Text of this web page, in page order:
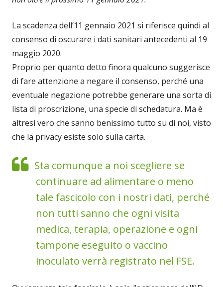
La scadenza dell’11 gennaio 2021 si riferisce quindi al
consenso di oscurare i dati sanitari antecedenti al 19
maggio 2020.
Proprio per quanto detto finora qualcuno suggerisce
di fare attenzione a negare il consenso, perché una
eventuale negazione potrebbe generare una sorta di
lista di proscrizione, una specie di schedatura. Ma è
altresì vero che sanno benissimo tutto su di noi, visto
che la privacy esiste solo sulla carta.
Sta comunque a noi scegliere se
continuare ad alimentare o meno
tale fascicolo con i nostri dati, perché
non tutti sanno che ogni visita
medica, terapia, operazione e ogni
tampone eseguito o vaccino
inoculato verrà registrato nel FSE.